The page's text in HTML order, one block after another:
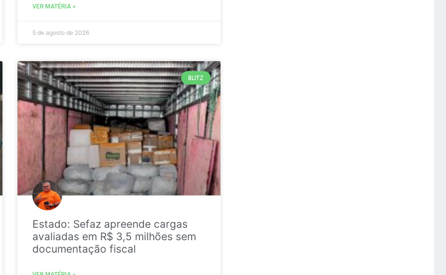
VER MATÉRIA »
5 de agosto de 2026
BLITZ
Estado: Sefaz apreende cargas
avaliadas em R$ 3,5 milhões sem
documentação fiscal